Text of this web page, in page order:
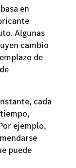
en
Algunas
cambio
de
cada
ejemplo,
puede